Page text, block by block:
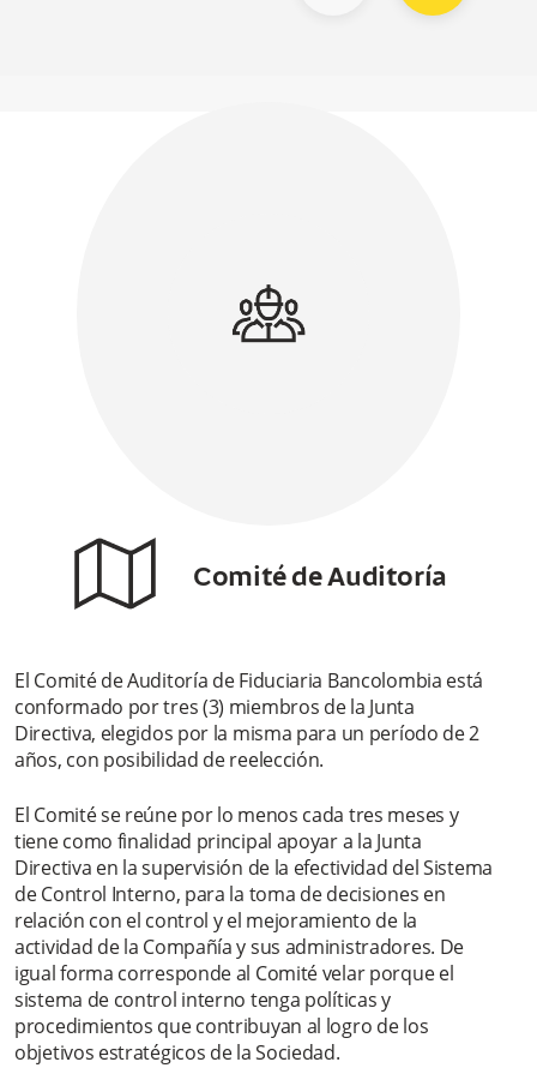
Comité de Auditoría
El Comité de Auditoría de Fiduciaria Bancolombia está
conformado por tres (3) miembros de la Junta
Directiva, elegidos por la misma para un período de 2
años, con posibilidad de reelección.
El Comité se reúne por lo menos cada tres meses y
tiene como finalidad principal apoyar a la Junta
Directiva en la supervisión de la efectividad del Sistema
de Control Interno, para la toma de decisiones en
relación con el control y el mejoramiento de la
actividad de la Compañía y sus administradores. De
igual forma corresponde al Comité velar porque el
sistema de control interno tenga políticas y
procedimientos que contribuyan al logro de los
objetivos estratégicos de la Sociedad.